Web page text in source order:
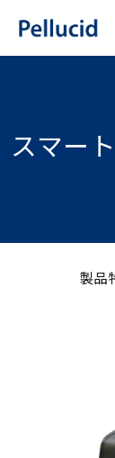
スマー
製品